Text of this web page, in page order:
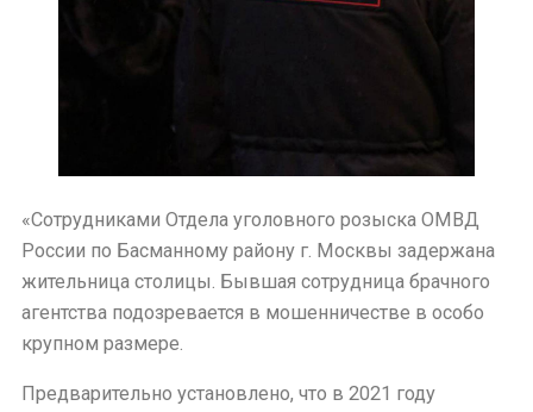
«Сотрудниками Отдела уголовного розыска ОМВД
России по Басманному району г. Москвы задержана
жительница столицы. Бывшая сотрудница брачного
агентства подозревается в мошенничестве в особо
крупном размере.
Предварительно установлено, что в 2021 году